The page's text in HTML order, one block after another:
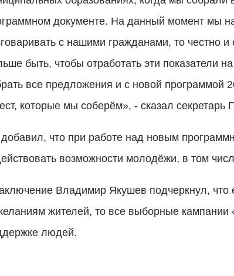
документе. На данный момент мы
с нашими гражданами, то честно
быть, чтобы отработать эти показатели
все предложения и с новой программой
которые мы соберём», - сказал секретарь
что при работе над новым
возможности молодёжи, в том
Владимир Якушев подчеркнул, что
жителей, то все выборные кампании
людей.